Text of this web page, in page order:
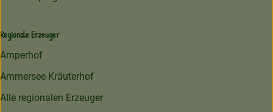
Regionale Erzeuger
Amperhof
Ammersee Kräuterhof
Alle regionalen Erzeuger